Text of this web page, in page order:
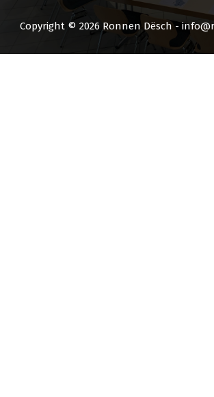
Copyright © 2026 Ronnen Dësch -